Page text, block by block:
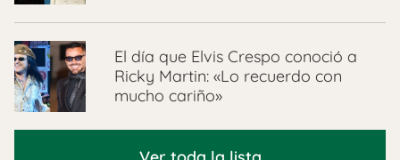
El día que Elvis Crespo conoció a
Ricky Martin: «Lo recuerdo con
mucho cariño»